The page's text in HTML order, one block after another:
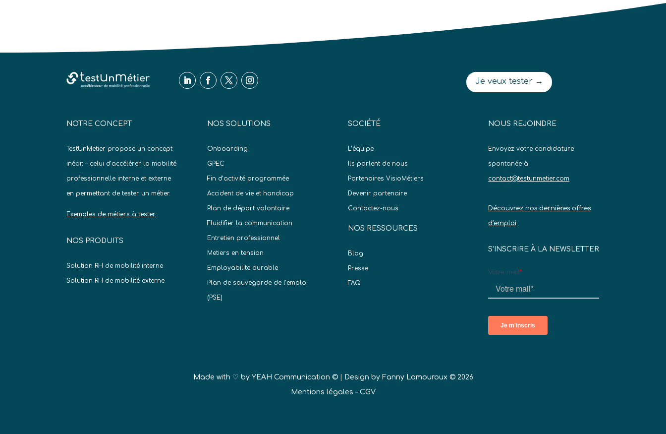
Je veux tester →
NOTRE CONCEPT
TestUnMetier propose un concept
inédit – celui d’accélérer la mobilité
professionnelle interne et externe
en permettant de tester un métier.
Exemples de métiers à tester
NOS PRODUITS
Solution RH de mobilité interne
Solution RH de mobilité externe
NOS SOLUTIONS
Onboarding
GPEC
Fin d’activité programmée
Accident de vie et handicap
Plan de départ volontaire
Fluidifier la communication
Entretien professionnel
Metiers en tension
Employabilite durable
Plan de sauvegarde de l’emploi
(PSE)
SOCIÉTÉ
L’équipe
Ils parlent de nous
Partenaires VisioMétiers
Devenir partenaire
Contactez-nous
NOS RESSOURCES
Blog
Presse
FAQ
NOUS REJOINDRE
Envoyez votre candidature
spontanée à
contact@testunmetier.com
Découvrez nos dernières offres
d’emploi
S’INSCRIRE À LA NEWSLETTER
Made with ♡ by YEAH Communication ©| Design by Fanny Lamouroux © 2026
Mentions légales – CGV